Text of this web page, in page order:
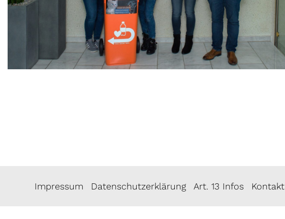
Impressum Datenschutzerklärung Art. 13 Infos Kontakt